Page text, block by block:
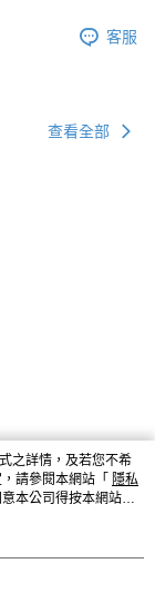
客服
查看全部
之詳情，及若您不希
請參閱本網站「 隱私
本公司得按本網站使